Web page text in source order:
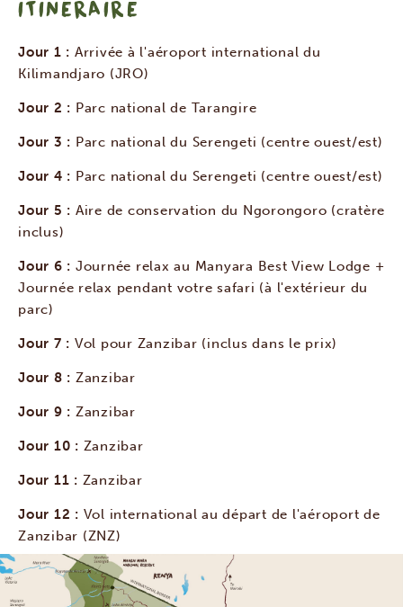
ITINÉRAIRE
Jour 1 : Arrivée à l'aéroport international du
Kilimandjaro (JRO)
Jour 2 : Parc national de Tarangire
Jour 3 : Parc national du Serengeti (centre ouest/est)
Jour 4 : Parc national du Serengeti (centre ouest/est)
Jour 5 : Aire de conservation du Ngorongoro (cratère
inclus)
Jour 6 : Journée relax au Manyara Best View Lodge +
Journée relax pendant votre safari (à l'extérieur du
parc)
Jour 7 : Vol pour Zanzibar (inclus dans le prix)
Jour 8 : Zanzibar
Jour 9 : Zanzibar
Jour 10 : Zanzibar
Jour 11 : Zanzibar
Jour 12 : Vol international au départ de l'aéroport de
Zanzibar (ZNZ)